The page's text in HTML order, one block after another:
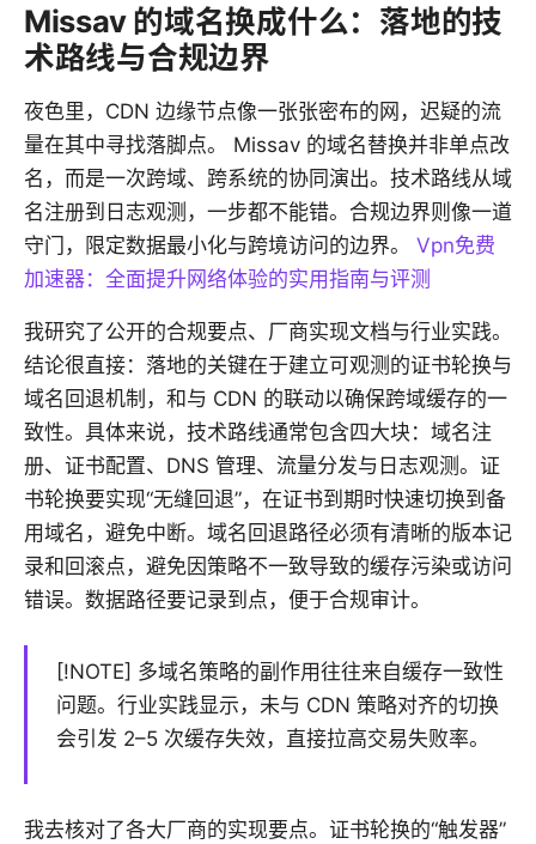
Missav 的域名换成什么：落地的技
术路线与合规边界
夜色里，CDN 边缘节点像一张张密布的网，迟疑的流
量在其中寻找落脚点。 Missav 的域名替换并非单点改
名，而是一次跨域、跨系统的协同演出。技术路线从域
名注册到日志观测，一步都不能错。合规边界则像一道
守门，限定数据最小化与跨境访问的边界。 Vpn免费
加速器：全面提升网络体验的实用指南与评测
我研究了公开的合规要点、厂商实现文档与行业实践。
结论很直接：落地的关键在于建立可观测的证书轮换与
域名回退机制，和与 CDN 的联动以确保跨域缓存的一
致性。具体来说，技术路线通常包含四大块：域名注
册、证书配置、DNS 管理、流量分发与日志观测。证
书轮换要实现“无缝回退”，在证书到期时快速切换到备
用域名，避免中断。域名回退路径必须有清晰的版本记
录和回滚点，避免因策略不一致导致的缓存污染或访问
错误。数据路径要记录到点，便于合规审计。
[!NOTE] 多域名策略的副作用往往来自缓存一致性
问题。行业实践显示，未与 CDN 策略对齐的切换
会引发 2–5 次缓存失效，直接拉高交易失败率。
我去核对了各大厂商的实现要点。证书轮换的“触发器”